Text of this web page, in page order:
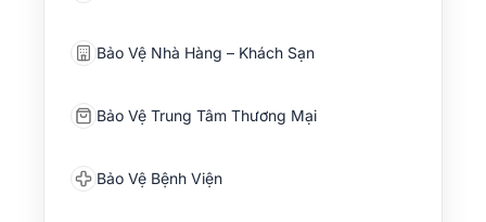
Bảo Vệ Nhà Hàng – Khách Sạn
Bảo Vệ Trung Tâm Thương Mại
Bảo Vệ Bệnh Viện